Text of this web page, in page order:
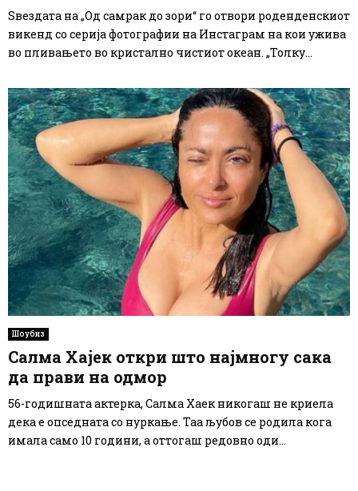
Ѕвездата на „Од самрак до зори“ го отвори роденденскиот
викенд со серија фотографии на Инстаграм на кои ужива
во пливањето во кристално чистиот океан. „Толку...
Шоубиз
Салма Хајек откри што најмногу сака
да прави на одмор
56-годишната актерка, Салма Хаек никогаш не криела
дека е опседната со нуркање. Таа љубов се родила кога
имала само 10 години, а оттогаш редовно оди...